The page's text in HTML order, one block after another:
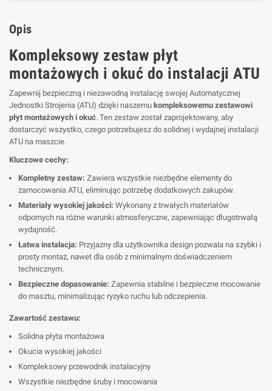
Opis
Kompleksowy zestaw płyt
montażowych i okuć do instalacji ATU
Zapewnij bezpieczną i niezawodną instalację swojej Automatycznej
Jednostki Strojenia (ATU) dzięki naszemu kompleksowemu zestawowi
płyt montażowych i okuć. Ten zestaw został zaprojektowany, aby
dostarczyć wszystko, czego potrzebujesz do solidnej i wydajnej instalacji
ATU na maszcie.
Kluczowe cechy:
Kompletny zestaw: Zawiera wszystkie niezbędne elementy do
zamocowania ATU, eliminując potrzebę dodatkowych zakupów.
Materiały wysokiej jakości: Wykonany z trwałych materiałów
odpornych na różne warunki atmosferyczne, zapewniając długotrwałą
wydajność.
Łatwa instalacja: Przyjazny dla użytkownika design pozwala na szybki i
prosty montaż, nawet dla osób z minimalnym doświadczeniem
technicznym.
Bezpieczne dopasowanie: Zapewnia stabilne i bezpieczne mocowanie
do masztu, minimalizując ryzyko ruchu lub odczepienia.
Zawartość zestawu:
Solidna płyta montażowa
Okucia wysokiej jakości
Kompleksowy przewodnik instalacyjny
Wszystkie niezbędne śruby i mocowania